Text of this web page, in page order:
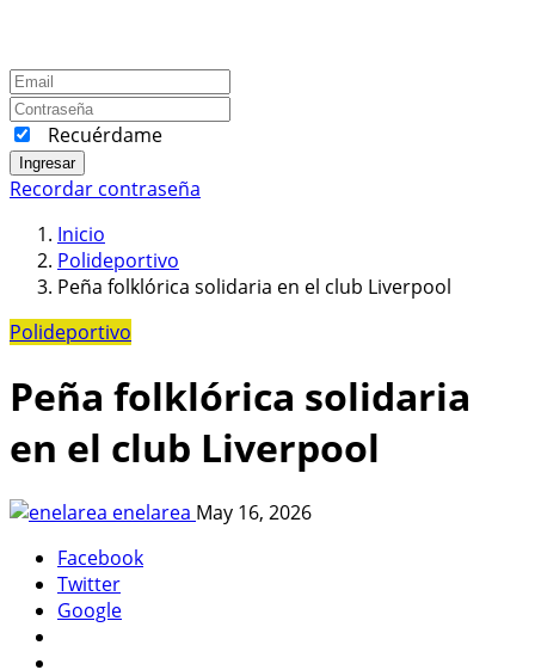
Recuérdame
Ingresar
Recordar contraseña
Inicio
Polideportivo
Peña folklórica solidaria en el club Liverpool
Polideportivo
Peña folklórica solidaria
en el club Liverpool
enelarea May 16, 2026
Facebook
Twitter
Google